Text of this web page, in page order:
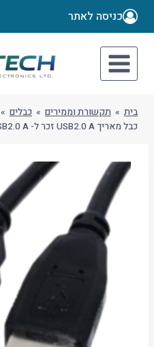
Skip
כניסה לאתר
בית » תקשורת וממירים » כבלים »
כבל מאריך USB2.0 A זכר ל- USB2.0 A נקבה באורך 1 מטר